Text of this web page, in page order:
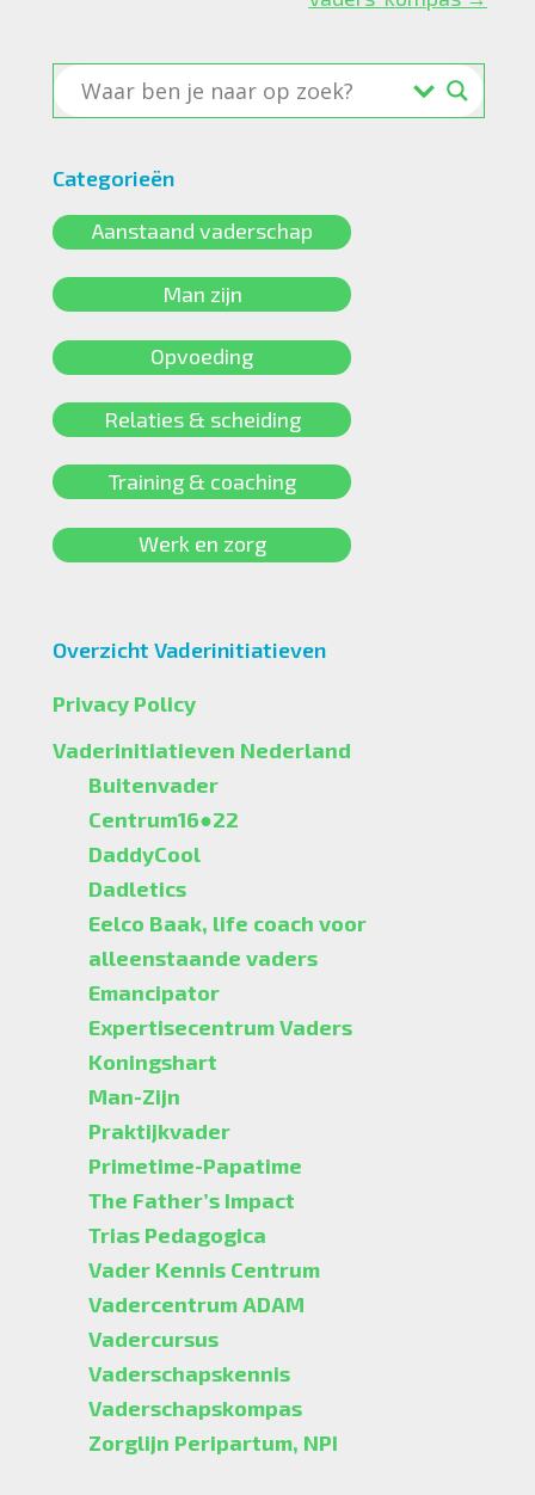
Categorieën
Aanstaand vaderschap
Man zijn
Opvoeding
Relaties & scheiding
Training & coaching
Werk en zorg
Overzicht Vaderinitiatieven
Privacy Policy
Vaderinitiatieven Nederland
Buitenvader
Centrum16●22
DaddyCool
Dadletics
Eelco Baak, life coach voor
alleenstaande vaders
Emancipator
Expertisecentrum Vaders
Koningshart
Man-Zijn
Praktijkvader
Primetime-Papatime
The Father’s Impact
Trias Pedagogica
Vader Kennis Centrum
Vadercentrum ADAM
Vadercursus
Vaderschapskennis
Vaderschapskompas
Zorglijn Peripartum, NPI